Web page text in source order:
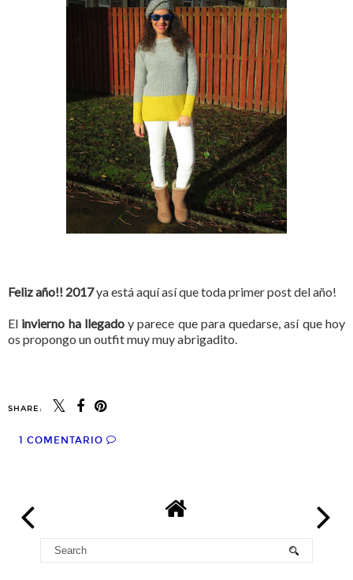
Feliz año!! 2017ya está aquí así que toda primer post del año!
El invierno ha llegadoy parece que para quedarse, así que hoy
os propongo un outfit muy muy abrigadito.
SHARE:
1 COMENTARIO